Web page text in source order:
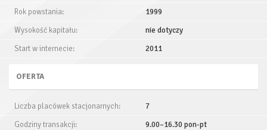
Rok powstania:
1999
Wysokość kapitału:
nie dotyczy
Start w internecie:
2011
OFERTA
Liczba placówek stacjonarnych:
7
Godziny transakcji:
9.00–16.30 pon-pt